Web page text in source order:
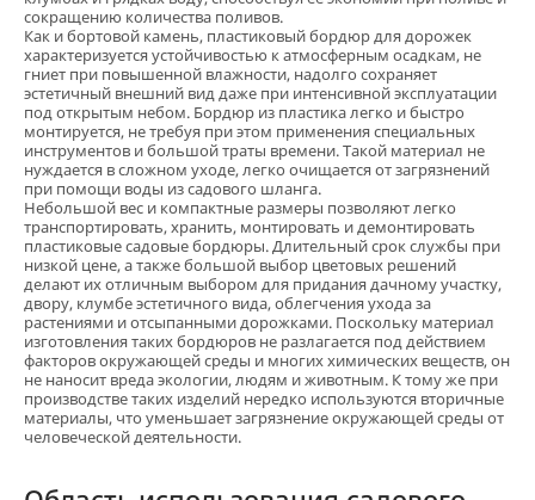
сокращению количества поливов.
Как и бортовой камень, пластиковый бордюр для дорожек
характеризуется устойчивостью к атмосферным осадкам, не
гниет при повышенной влажности, надолго сохраняет
эстетичный внешний вид даже при интенсивной эксплуатации
под открытым небом. Бордюр из пластика легко и быстро
монтируется, не требуя при этом применения специальных
инструментов и большой траты времени. Такой материал не
нуждается в сложном уходе, легко очищается от загрязнений
при помощи воды из садового шланга.
Небольшой вес и компактные размеры позволяют легко
транспортировать, хранить, монтировать и демонтировать
пластиковые садовые бордюры. Длительный срок службы при
низкой цене, а также большой выбор цветовых решений
делают их отличным выбором для придания дачному участку,
двору, клумбе эстетичного вида, облегчения ухода за
растениями и отсыпанными дорожками. Поскольку материал
изготовления таких бордюров не разлагается под действием
факторов окружающей среды и многих химических веществ, он
не наносит вреда экологии, людям и животным. К тому же при
производстве таких изделий нередко используются вторичные
материалы, что уменьшает загрязнение окружающей среды от
человеческой деятельности.